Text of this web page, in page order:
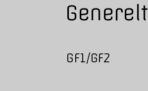
Generelt
GF1/GF2